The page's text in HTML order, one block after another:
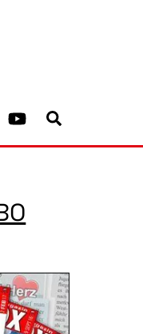
Youtube